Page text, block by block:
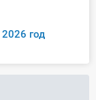
2026 год